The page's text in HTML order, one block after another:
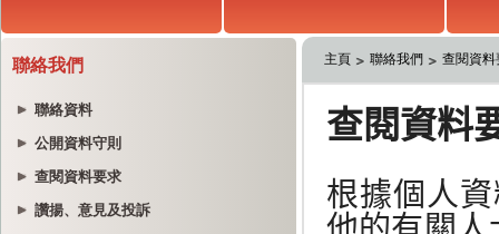
聯絡我們
聯絡資料
公開資料守則
查閱資料要求
讚揚、意見及投訴
主頁 聯絡我們 查閱資料